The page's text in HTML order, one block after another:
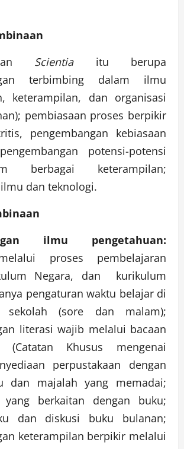
Scientiaitu berupa
terbimbing dalam ilmu
keterampilan, dan organisasi
pembiasaan proses berpikir
pengembangan kebiasaan
potensi-potensi
berbagai keterampilan;
dan teknologi.
ilmu pengetahuan:
proses pembelajaran
Negara, dan kurikulum
pengaturan waktu belajar di
(sore dan malam);
literasi wajib melalui bacaan
Khusus mengenai
perpustakaan dengan
dan majalah yang memadai;
yang berkaitan dengan buku;
dan diskusi buku bulanan;
keterampilan berpikir melalui